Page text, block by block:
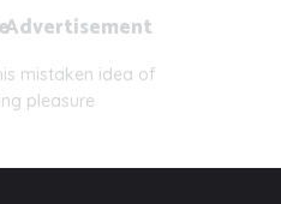
Advertisement
mistaken idea of
pleasure